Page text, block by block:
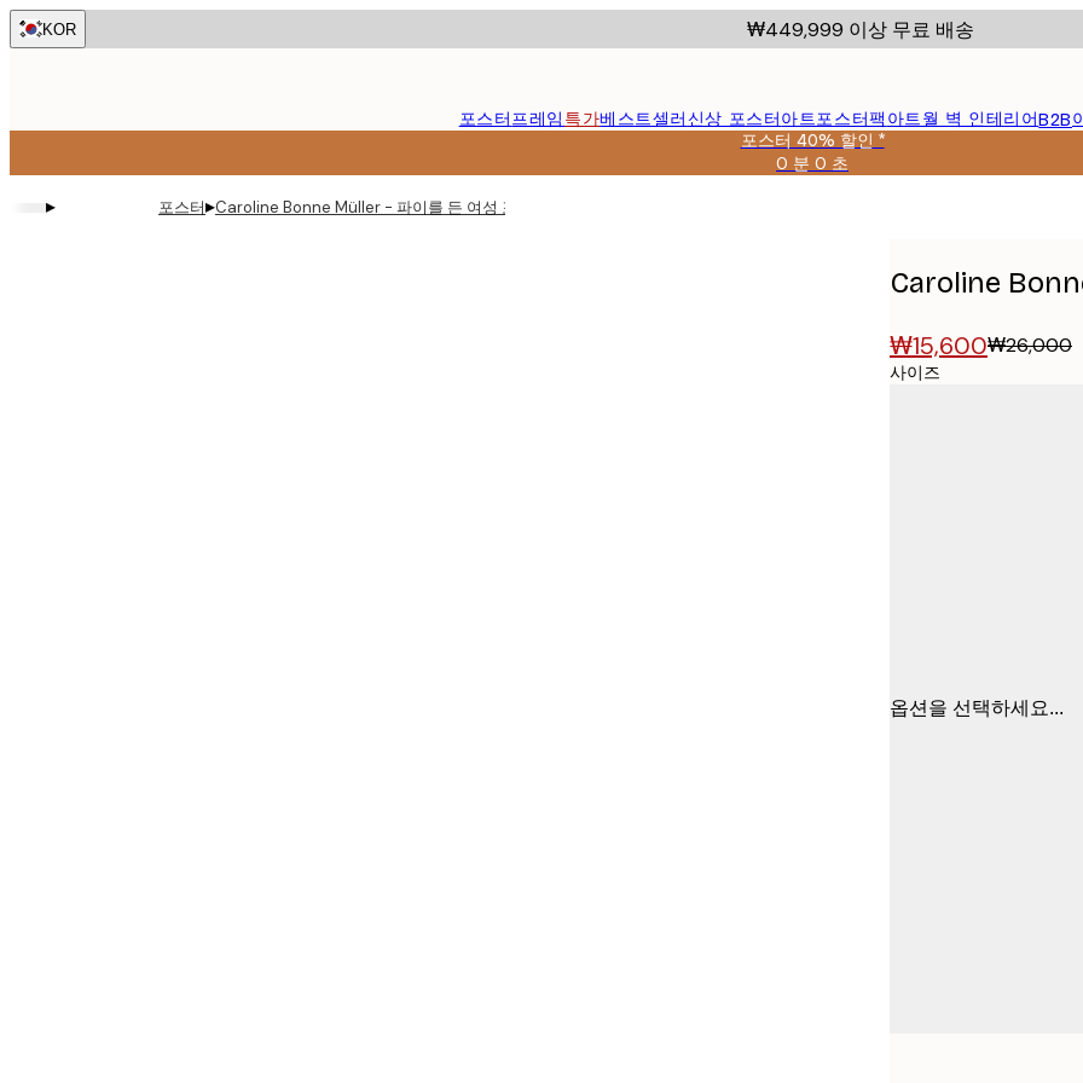
Skip
to
KOR ₩449,999 이상 무료 배송
포스터프레임 특가베스트셀러 신상 포스터아트포스터팩 아트월 벽 인테리어B2B
포스터 40% 할인 *
0 분 0 초
유
▸ 포스터▸Caroline Bonne Müller - 파이를 든 여성 포스터
Caroline
₩15,600₩26,000
사이즈
옵션을 선택하세요...